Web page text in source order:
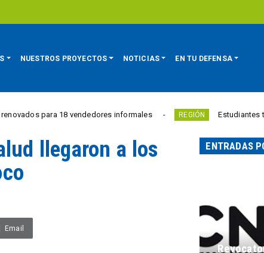
NUESTROS PROYECTOS NOTICIAS EN TU DEFENSA
18 vendedores informales REGIÓN Estudiantes tienen hasta el
llegaron a los
Email
ENTRADAS